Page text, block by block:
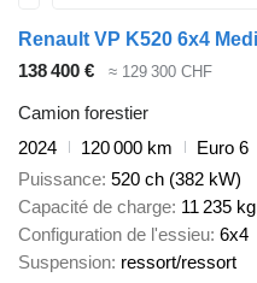
138 400 € ≈ 129 300 CHF
Camion forestier
2024
120 000 km
Euro 6
Puissance 520 ch (382 kW)
Capacité de charge 11 235 kg
Configuration de l'essieu 6x4
Suspension ressort/ressort